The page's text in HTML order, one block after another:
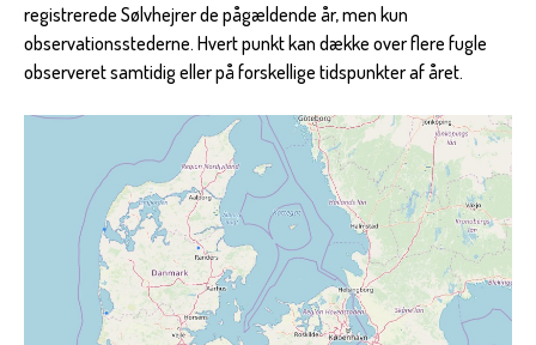
registrerede Sølvhejrer de pågældende år, men kun
observationsstederne. Hvert punkt kan dække over flere fugle
observeret samtidig eller på forskellige tidspunkter af året.